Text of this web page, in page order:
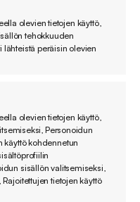
olevien tietojen käyttö,
tehokkuuden
peräisin olevien
olevien tietojen käyttö,
Personoidun
kohdennetun
sisällön valitsemiseksi,
tietojen käyttö